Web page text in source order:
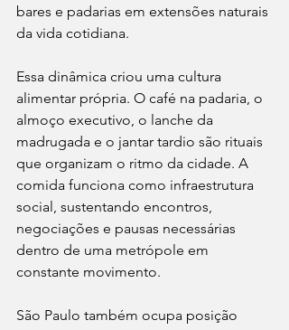
bares e padarias em extensões naturais
da vida cotidiana.
Essa dinâmica criou uma cultura
alimentar própria. O café na padaria, o
almoço executivo, o lanche da
madrugada e o jantar tardio são rituais
que organizam o ritmo da cidade. A
comida funciona como infraestrutura
social, sustentando encontros,
negociações e pausas necessárias
dentro de uma metrópole em
constante movimento.
São Paulo também ocupa posição